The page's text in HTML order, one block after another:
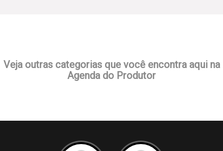
Veja outras categorias que você encontra aqui na
Agenda do Produtor